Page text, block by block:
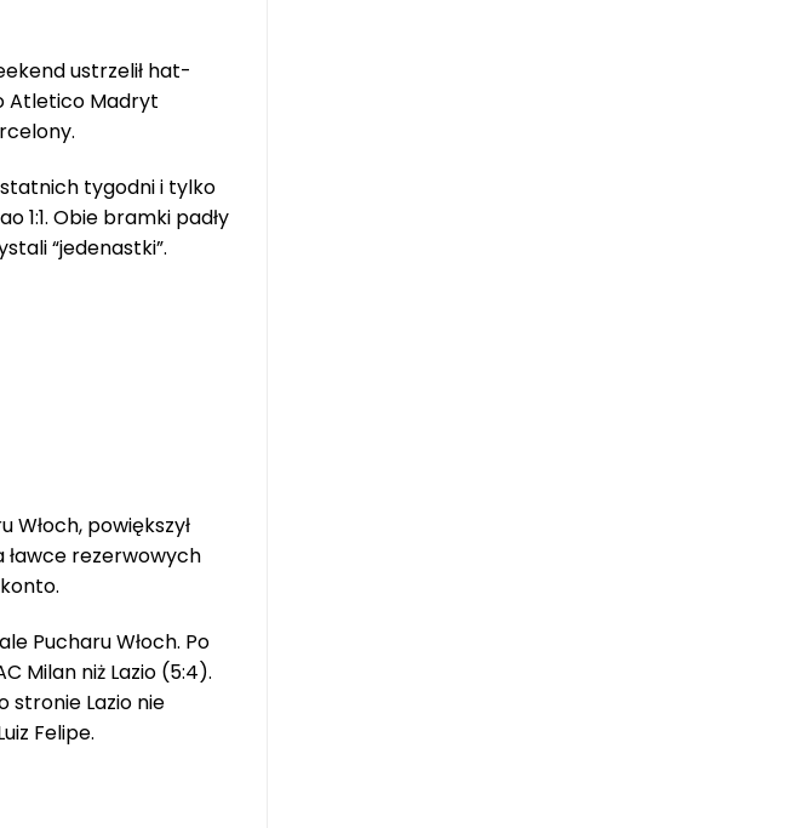
ustrzelił hat-
Atletico Madryt
tygodni i tylko
1:1. Obie bramki padły
“jedenastki”.
Włoch, powiększył
ławce rezerwowych
Pucharu Włoch. Po
Milan niż Lazio (5:4).
stronie Lazio nie
Felipe.